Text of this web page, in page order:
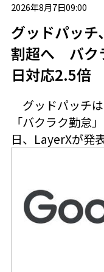
2026年8月7日09:00
グッドパッ
割超へ バク
日対応2.5倍
グッドパッチ
「バクラク勤怠
日、LayerXが発